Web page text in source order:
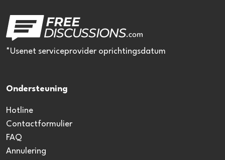
*Usenet serviceprovider oprichtingsdatum
Ondersteuning
Hotline
Contactformulier
FAQ
Annulering